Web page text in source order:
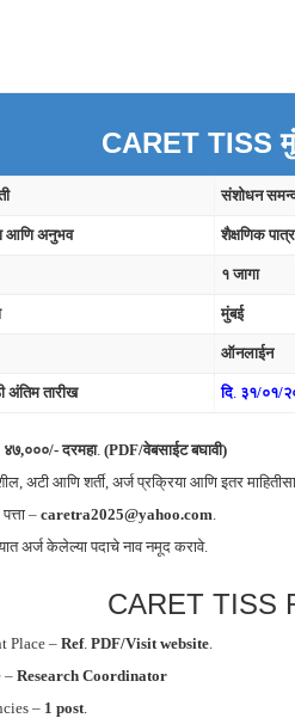
CARET TISS
संशोधन
आणि अनुभव शैक्षणिक
१ जागा
मुंबई
ऑनलाईन
अंतिम तारीख दि. ३१/०१/
दरमहा. (PDF/वेबसाईट बघावी)
अटी आणि शर्ती, अर्ज प्रक्रिया आणि इतर
–caretra2025@yahoo.com
अर्ज केलेल्या पदाचे नाव नमूद करावे.
CARET TISS
Place – Ref. PDF/Visit website.
–Research Coordinator
–1 post.